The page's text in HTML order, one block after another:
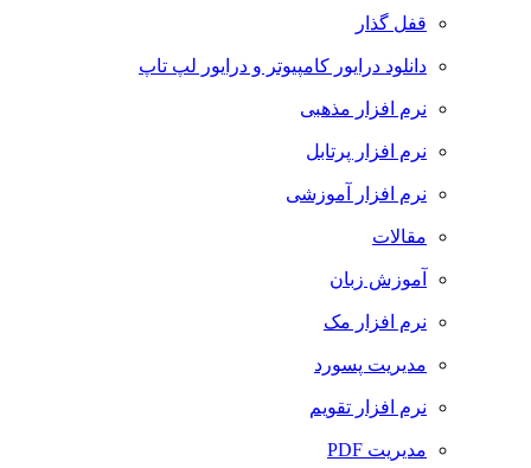
قفل گذار
دانلود درایور کامپیوتر و درایور لپ تاپ
نرم افزار مذهبی
نرم افزار پرتابل
نرم افزار آموزشی
مقالات
آموزش زبان
نرم افزار مک
مدیریت پسورد
نرم افزار تقویم
مدیریت PDF